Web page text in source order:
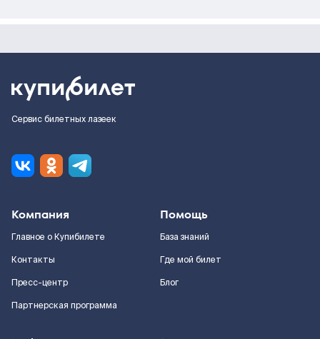
Сервис билетных лазеек
Компания
Главное о Купибилете
Контакты
Пресс-центр
Партнерская программа
Помощь
База знаний
Где мой билет
Блог